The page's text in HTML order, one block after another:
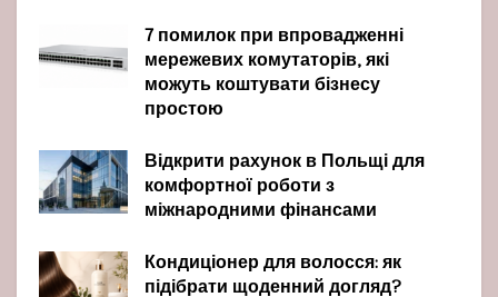
7 помилок при впровадженні
мережевих комутаторів, які
можуть коштувати бізнесу
простою
Відкрити рахунок в Польщі для
комфортної роботи з
міжнародними фінансами
Кондиціонер для волосся: як
підібрати щоденний догляд?